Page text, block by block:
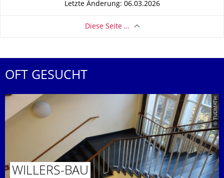
Letzte Änderung: 06.03.2026
Diese Seite …
OFT GESUCHT
© TUDMATH
WILLERS-BAU